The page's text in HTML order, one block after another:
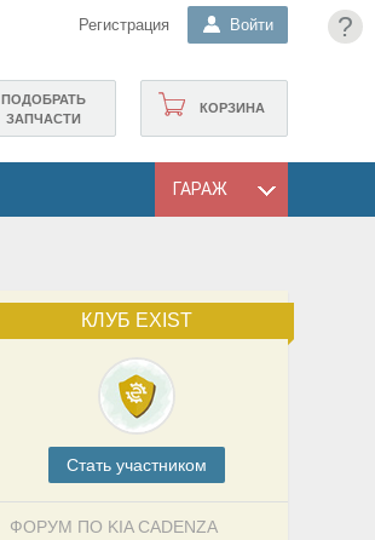
?
Регистрация Войти
КОРЗИНА
ПОДОБРАТЬ
ЗАПЧАСТИ
ГАРАЖ
КЛУБ EXIST
Cтать участником
ФОРУМ ПО KIA CADENZA